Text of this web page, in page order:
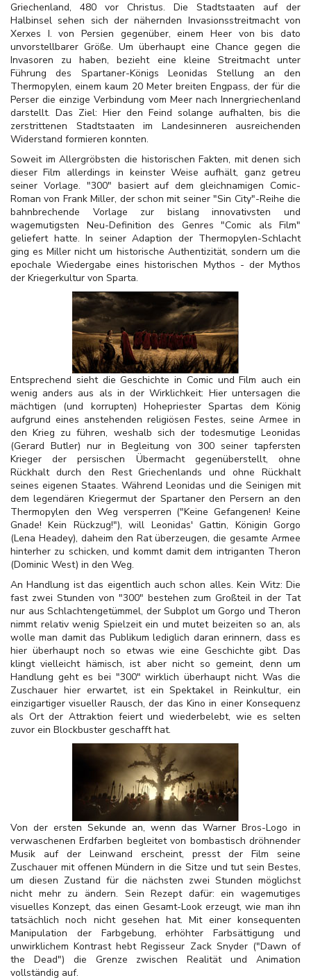
Griechenland, 480 vor Christus. Die Stadtstaaten auf der
Halbinsel sehen sich der nähernden Invasionsstreitmacht von
Xerxes I. von Persien gegenüber, einem Heer von bis dato
unvorstellbarer Größe. Um überhaupt eine Chance gegen die
Invasoren zu haben, bezieht eine kleine Streitmacht unter
Führung des Spartaner-Königs Leonidas Stellung an den
Thermopylen, einem kaum 20 Meter breiten Engpass, der für die
Perser die einzige Verbindung vom Meer nach Innergriechenland
darstellt. Das Ziel: Hier den Feind solange aufhalten, bis die
zerstrittenen Stadtstaaten im Landesinneren ausreichenden
Widerstand formieren konnten.
Soweit im Allergröbsten die historischen Fakten, mit denen sich
dieser Film allerdings in keinster Weise aufhält, ganz getreu
seiner Vorlage. "300" basiert auf dem gleichnamigen Comic-
Roman von Frank Miller, der schon mit seiner "Sin City"-Reihe die
bahnbrechende Vorlage zur bislang innovativsten und
wagemutigsten Neu-Definition des Genres "Comic als Film"
geliefert hatte. In seiner Adaption der Thermopylen-Schlacht
ging es Miller nicht um historische Authentizität, sondern um die
epochale Wiedergabe eines historischen Mythos - der Mythos
der Kriegerkultur von Sparta.
Entsprechend sieht die Geschichte in Comic und Film auch ein
wenig anders aus als in der Wirklichkeit: Hier untersagen die
mächtigen (und korrupten) Hohepriester Spartas dem König
aufgrund eines anstehenden religiösen Festes, seine Armee in
den Krieg zu führen, weshalb sich der todesmutige Leonidas
(Gerard Butler) nur in Begleitung von 300 seiner tapfersten
Krieger der persischen Übermacht gegenüberstellt, ohne
Rückhalt durch den Rest Griechenlands und ohne Rückhalt
seines eigenen Staates. Während Leonidas und die Seinigen mit
dem legendären Kriegermut der Spartaner den Persern an den
Thermopylen den Weg versperren ("Keine Gefangenen! Keine
Gnade! Kein Rückzug!"), will Leonidas' Gattin, Königin Gorgo
(Lena Headey), daheim den Rat überzeugen, die gesamte Armee
hinterher zu schicken, und kommt damit dem intriganten Theron
(Dominic West) in den Weg.
An Handlung ist das eigentlich auch schon alles. Kein Witz: Die
fast zwei Stunden von "300" bestehen zum Großteil in der Tat
nur aus Schlachtengetümmel, der Subplot um Gorgo und Theron
nimmt relativ wenig Spielzeit ein und mutet beizeiten so an, als
wolle man damit das Publikum lediglich daran erinnern, dass es
hier überhaupt noch so etwas wie eine Geschichte gibt. Das
klingt vielleicht hämisch, ist aber nicht so gemeint, denn um
Handlung geht es bei "300" wirklich überhaupt nicht. Was die
Zuschauer hier erwartet, ist ein Spektakel in Reinkultur, ein
einzigartiger visueller Rausch, der das Kino in einer Konsequenz
als Ort der Attraktion feiert und wiederbelebt, wie es selten
zuvor ein Blockbuster geschafft hat.
Von der ersten Sekunde an, wenn das Warner Bros-Logo in
verwaschenen Erdfarben begleitet von bombastisch dröhnender
Musik auf der Leinwand erscheint, presst der Film seine
Zuschauer mit offenen Mündern in die Sitze und tut sein Bestes,
um diesen Zustand für die nächsten zwei Stunden möglichst
nicht mehr zu ändern. Sein Rezept dafür: ein wagemutiges
visuelles Konzept, das einen Gesamt-Look erzeugt, wie man ihn
tatsächlich noch nicht gesehen hat. Mit einer konsequenten
Manipulation der Farbgebung, erhöhter Farbsättigung und
unwirklichem Kontrast hebt Regisseur Zack Snyder ("Dawn of
the Dead") die Grenze zwischen Realität und Animation
vollständig auf.